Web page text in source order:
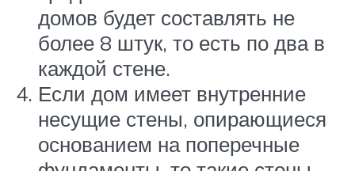
домов будет составлять не
более 8 штук, то есть по два в
каждой стене.
Если дом имеет внутренние
несущие стены, опирающиеся
основанием на поперечные